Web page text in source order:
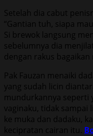
Setelah dia cabut
“Gantian tuh, siapa
Si brewok langsung
sebelumnya dia
dengan rakus
Pak Fauzan menaiki
yang sudah licin
mundurkannya seperti
vaginaku, tidak
ke muka dan dadaku,
kecipratan cairan itu.